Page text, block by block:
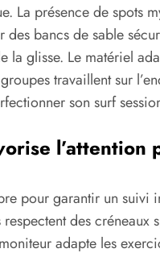
La présence de
bancs de sable
glisse. Le matériel
travaillent sur
son surf
pour garantir un
des
adapte les